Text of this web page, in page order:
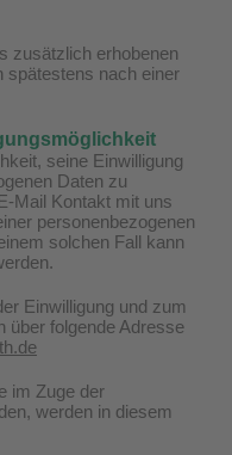
zusätzlich erhobenen
spätestens nach einer
seine Einwilligung
Daten zu
Mail Kontakt mit uns
personenbezogenen
solchen Fall kann
Einwilligung und zum
über folgende Adresse
im Zuge der
werden in diesem